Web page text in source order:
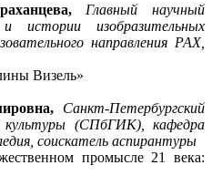
Главный научный
изобразительных
направления РАХ,
Визель»
Санкт-Петербургский
культуры (СПбГИК), кафедра
соискатель аспирантуры
промысле 21 века: